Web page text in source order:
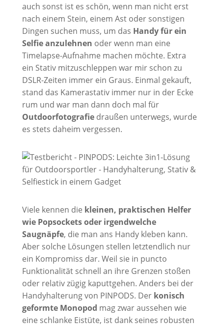
auch sonst ist es schön, wenn man nicht erst
nach einem Stein, einem Ast oder sonstigen
Dingen suchen muss, um das Handy für ein
Selfie anzulehnen oder wenn man eine
Timelapse-Aufnahme machen möchte. Extra
ein Stativ mitzuschleppen war mir schon zu
DSLR-Zeiten immer ein Graus. Einmal gekauft,
stand das Kamerastativ immer nur in der Ecke
rum und war man dann doch mal für
Outdoorfotografiedraußen unterwegs, wurde
es stets daheim vergessen.
Viele kennen die kleinen, praktischen Helfer
wie Popsockets oder irgendwelche
Saugnäpfe, die man ans Handy kleben kann.
Aber solche Lösungen stellen letztendlich nur
ein Kompromiss dar. Weil sie in puncto
Funktionalität schnell an ihre Grenzen stoßen
oder relativ zügig kaputtgehen. Anders bei der
Handyhalterung von PINPODS. Der konisch
geformte Monopod mag zwar aussehen wie
eine schlanke Eistüte, ist dank seines robusten